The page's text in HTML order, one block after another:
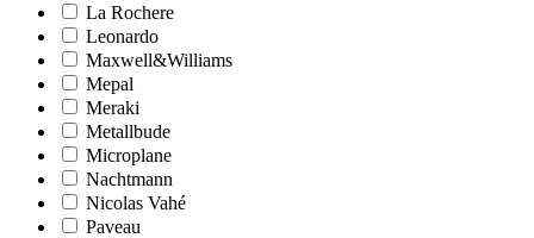
La Rochere
Leonardo
Maxwell&Williams
Mepal
Meraki
Metallbude
Microplane
Nachtmann
Nicolas Vahé
Paveau